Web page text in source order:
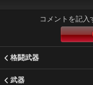
コメントを記入
格闘武器
武器